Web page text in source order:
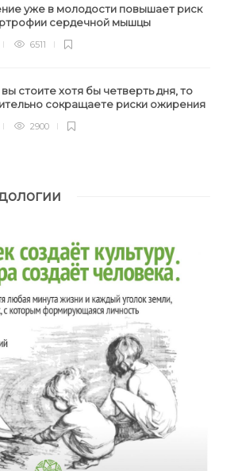
уже в молодости повышает риск
сердечной мышцы
6511
вы стоите хотя бы четверть дня, то
сокращаете риски ожирения
2900